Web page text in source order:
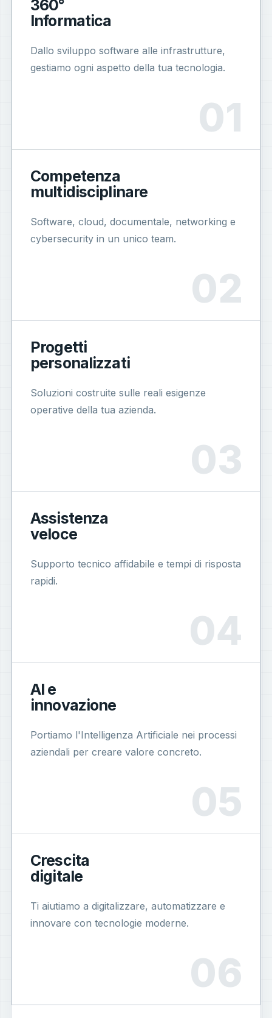
360°
Informatica
Dallo sviluppo software alle infrastrutture,
gestiamo ogni aspetto della tua tecnologia.
Competenza
multidisciplinare
Software, cloud, documentale, networking e
cybersecurity in un unico team.
Progetti
personalizzati
Soluzioni costruite sulle reali esigenze
operative della tua azienda.
Assistenza
veloce
Supporto tecnico affidabile e tempi di risposta
rapidi.
AI e
innovazione
Portiamo l'Intelligenza Artificiale nei processi
aziendali per creare valore concreto.
Crescita
digitale
Ti aiutiamo a digitalizzare, automatizzare e
innovare con tecnologie moderne.